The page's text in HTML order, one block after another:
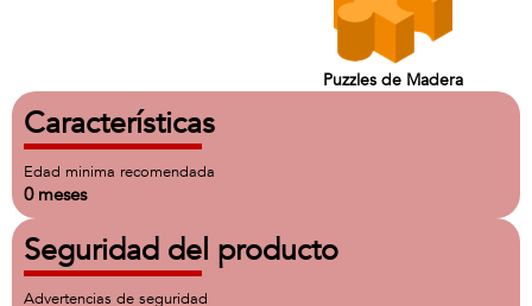
Puzzles de Madera
Características
Edad minima recomendada
0 meses
Seguridad del producto
Advertencias de seguridad